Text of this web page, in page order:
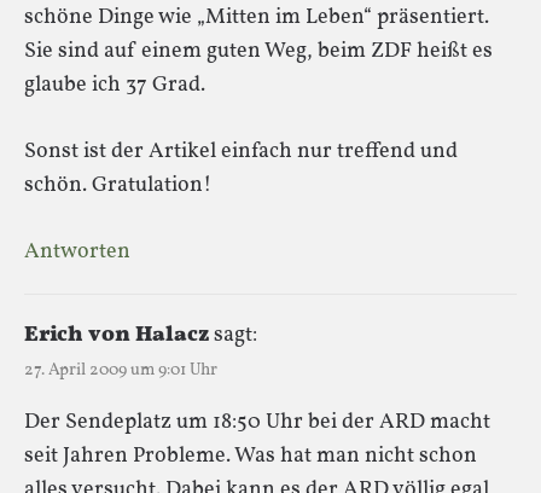
schöne Dinge wie „Mitten im Leben“ präsentiert.
Sie sind auf einem guten Weg, beim ZDF heißt es
glaube ich 37 Grad.
Sonst ist der Artikel einfach nur treffend und
schön. Gratulation!
Antworten
Erich von Halaczsagt:
27. April 2009 um 9:01 Uhr
Der Sendeplatz um 18:50 Uhr bei der ARD macht
seit Jahren Probleme. Was hat man nicht schon